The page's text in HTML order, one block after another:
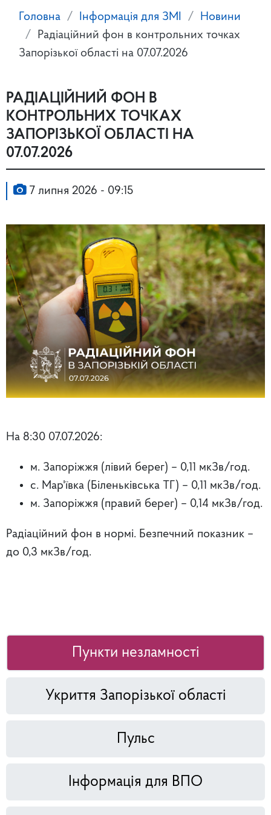
Головна Інформація для ЗМІ
Новини
Радіаційний фон в контрольних точках
Запорізької області на 07.07.2026
РАДІАЦІЙНИЙ ФОН В
КОНТРОЛЬНИХ ТОЧКАХ
ЗАПОРІЗЬКОЇ ОБЛАСТІ НА
07.07.2026
7 липня 2026 - 09:15
На 8:30 07.07.2026:
м. Запоріжжя (лівий берег) – 0,11 мкЗв/год.
с. Мар'ївка (Біленьківська ТГ) – 0,11 мкЗв/год.
м. Запоріжжя (правий берег) – 0,14 мкЗв/год.
Радіаційний фон в нормі. Безпечний показник –
до 0,3 мкЗв/год.
Пункти незламності
Укриття Запорізької області
Пульс
Інформація для ВПО